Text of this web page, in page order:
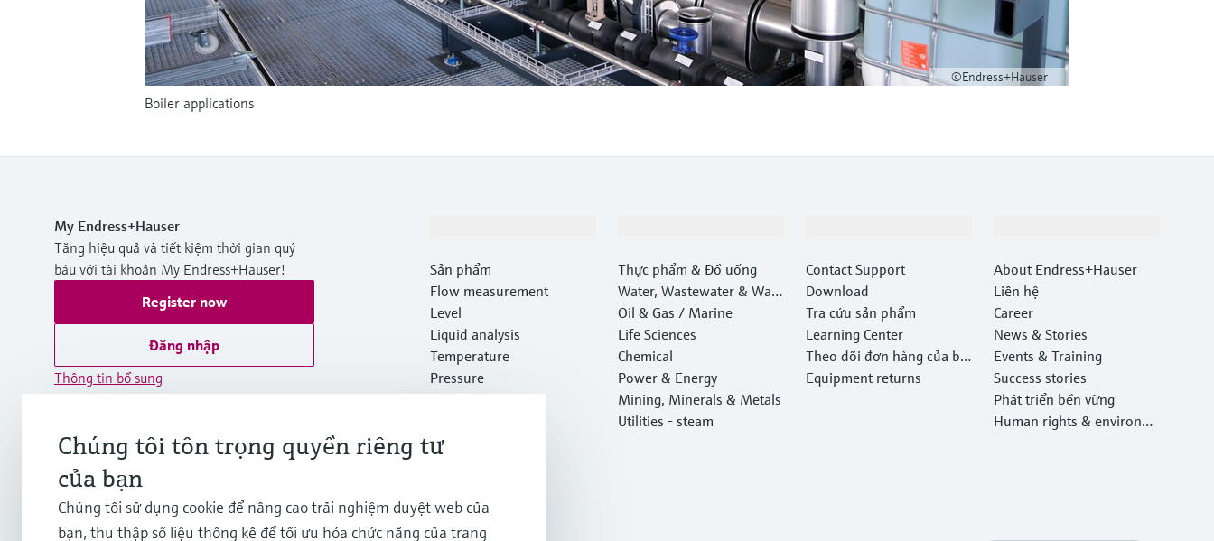
©Endress+Hauser
Boiler applications
My Endress+Hauser
Tăng hiệu quả và tiết kiệm thời gian quý
báu với tài khoản My Endress+Hauser!
Register now
Đăng nhập
Thông tin bổ sung
Pacific
Việt Nam
+84 28 3842 0026
Sản phẩm
Flow measurement
Level
Liquid analysis
Temperature
Pressure
System products
Netilion IIoT
Tra cứu sản phẩm
Services
Thực phẩm & Đồ uống
Water, Wastewater & Wast
e
Oil & Gas / Marine
Life Sciences
Chemical
Power & Energy
Mining, Minerals & Metals
Utilities - steam
Contact Support
Download
Tra cứu sản phẩm
Learning Center
Theo dõi đơn hàng của bạ
n
Equipment returns
About Endress+Hauser
Liên hệ
Career
News & Stories
Events & Training
Success stories
Phát triển bền vững
Human rights & environm
Chúng tôi tôn trọng quyền riêng tư
của bạn
Chúng tôi sử dụng cookie để nâng cao trải nghiệm duyệt web của
bạn, thu thập số liệu thống kê để tối ưu hóa chức năng của trang